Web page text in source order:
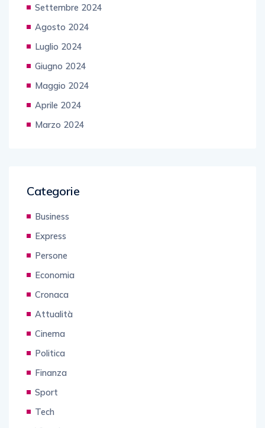
Settembre 2024
Agosto 2024
Luglio 2024
Giugno 2024
Maggio 2024
Aprile 2024
Marzo 2024
Categorie
Business
Express
Persone
Economia
Cronaca
Attualità
Cinema
Politica
Finanza
Sport
Tech